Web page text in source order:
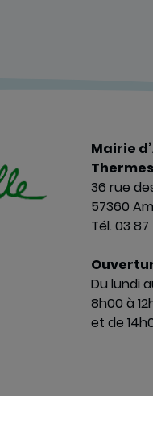
Mairie
Thermes
36 rue
57360
Tél. 03 87
Du lundi
8h00 à
et de